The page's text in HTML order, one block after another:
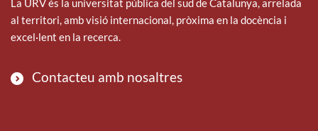
al territori, amb visió internacional, pròxima en la docència i
excel·lent en la recerca.
Contacteu amb nosaltres